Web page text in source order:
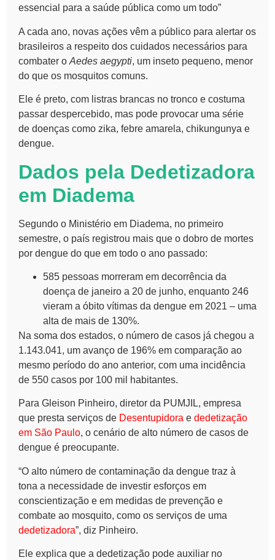
essencial para a saúde pública como um todo”
A cada ano, novas ações vêm a público para alertar os
brasileiros a respeito dos cuidados necessários para
combater o Aedes aegypti, um inseto pequeno, menor
do que os mosquitos comuns.
Ele é preto, com listras brancas no tronco e costuma
passar despercebido, mas pode provocar uma série
de doenças como zika, febre amarela, chikungunya e
dengue.
Dados pela Dedetizadora
em Diadema
Segundo o Ministério em Diadema, no primeiro
semestre, o país registrou mais que o dobro de mortes
por dengue do que em todo o ano passado:
585 pessoas morreram em decorrência da
doença de janeiro a 20 de junho, enquanto 246
vieram a óbito vítimas da dengue em 2021 – uma
alta de mais de 130%.
Na soma dos estados, o número de casos já chegou a
1.143.041, um avanço de 196% em comparação ao
mesmo período do ano anterior, com uma incidência
de 550 casos por 100 mil habitantes.
Para Gleison Pinheiro, diretor da PUMJIL, empresa
que presta serviços de Desentupidora e dedetização
em São Paulo, o cenário de alto número de casos de
dengue é preocupante.
“O alto número de contaminação da dengue traz à
tona a necessidade de investir esforços em
conscientização e em medidas de prevenção e
combate ao mosquito, como os serviços de uma
dedetizadora”, diz Pinheiro.
Ele explica que a dedetização pode auxiliar no